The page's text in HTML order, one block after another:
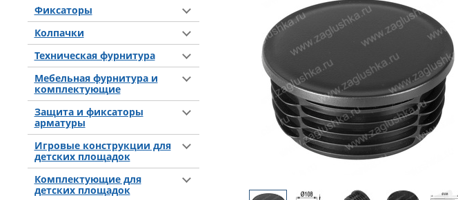
Фиксаторы
Колпачки
Техническая фурнитура
Мебельная фурнитура и
комплектующие
Защита и фиксаторы
арматуры
Игровые конструкции для
детских площадок
Комплектующие для
детских площадок